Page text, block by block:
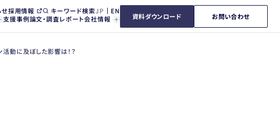
せ採用情報
キーワード検索
支援事例論文・調査レポート会社情報 資料ダウンロード お問い合わせ
動に及ぼした影響は！？